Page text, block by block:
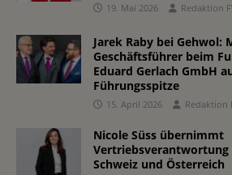
19. Mai 2026 Redaktion
Jarek Raby bei Gehwol:
Geschäftsführer beim
Eduard Gerlach GmbH
Führungsspitze
15. April 2026 Redaktion
Nicole Süss übernimmt
Vertriebsverantwortung
Schweiz und Österreich